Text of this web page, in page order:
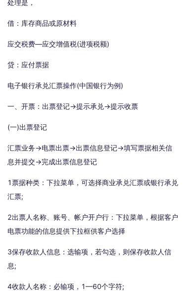
处理是，
借：库存商品或原材料
应交税费—应交增值税(进项税额)
贷：应付票据
电子银行承兑汇票操作(中国银行为例)
一、开票：出票登记→提示承兑→提示收票
(一)出票登记
汇票业务→电票出票→出票信息登记→填写票据相关信
息并提交→完成出票信息登记
1票据种类：下拉菜单，可选择商业承兑汇票或银行承兑
汇票;
2出票人名称、账号、帐户开户行：下拉菜单，根据客户
电票功能的信息提供下拉框供客户选择
3保存收款人信息：选输项，若勾选，则保存收款人信
息;
4收款人名称：必输项，1—60个字符;